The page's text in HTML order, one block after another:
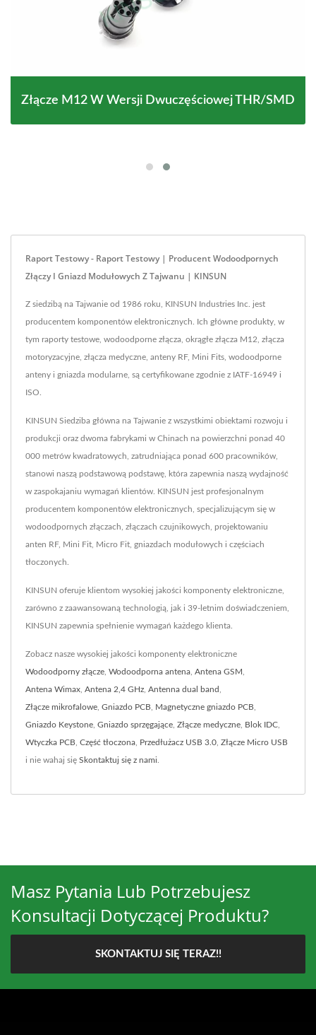
Złącze M12 W Wersji Dwuczęściowej THR/SMD
Raport Testowy - Raport Testowy | Producent Wodoodpornych
Złączy I Gniazd Modułowych Z Tajwanu | KINSUN
Z siedzibą na Tajwanie od 1986 roku, KINSUN Industries Inc. jest
producentem komponentów elektronicznych. Ich główne produkty, w
tym raporty testowe, wodoodporne złącza, okrągłe złącza M12, złącza
motoryzacyjne, złącza medyczne, anteny RF, Mini Fits, wodoodporne
anteny i gniazda modularne, są certyfikowane zgodnie z IATF-16949 i
ISO.
KINSUN Siedziba główna na Tajwanie z wszystkimi obiektami rozwoju i
produkcji oraz dwoma fabrykami w Chinach na powierzchni ponad 40
000 metrów kwadratowych, zatrudniająca ponad 600 pracowników,
stanowi naszą podstawową podstawę, która zapewnia naszą wydajność
w zaspokajaniu wymagań klientów. KINSUN jest profesjonalnym
producentem komponentów elektronicznych, specjalizującym się w
wodoodpornych złączach, złączach czujnikowych, projektowaniu
anten RF, Mini Fit, Micro Fit, gniazdach modułowych i częściach
tłoczonych.
KINSUN oferuje klientom wysokiej jakości komponenty elektroniczne,
zarówno z zaawansowaną technologią, jak i 39-letnim doświadczeniem,
KINSUN zapewnia spełnienie wymagań każdego klienta.
Zobacz nasze wysokiej jakości komponenty elektroniczne
Wodoodporny złącze, Wodoodporna antena, Antena GSM ,
Antena Wimax, Antena 2,4 GHz, Antenna dual band ,
Złącze mikrofalowe, Gniazdo PCB, Magnetyczne gniazdo PCB,
Gniazdo Keystone, Gniazdo sprzęgające, Złącze medyczne, Blok IDC,
Wtyczka PCB, Część tłoczona, Przedłużacz USB 3.0, Złącze Micro USB
i nie wahaj się Skontaktuj się z nami.
Masz Pytania Lub Potrzebujesz
Konsultacji Dotyczącej Produktu?
SKONTAKTUJ SIĘ TERAZ!!